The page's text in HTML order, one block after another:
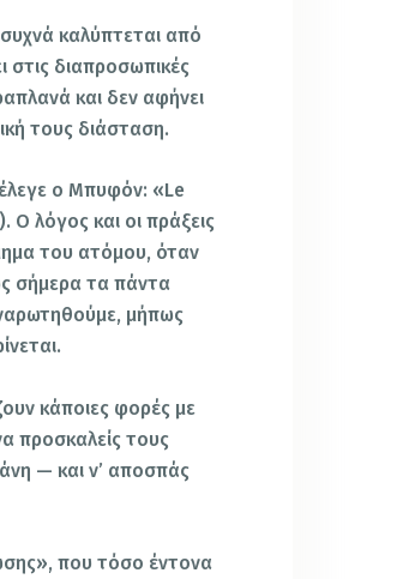
καλύπτεται από
στις διαπροσωπικές
και δεν αφήνει
τους διάσταση.
έλεγε ο Μπυφόν: «Le
λόγος και οι πράξεις
του ατόμου, όταν
σήμερα τα πάντα
μήπως
κάποιες φορές με
προσκαλείς τους
— και ν’ αποσπάς
που τόσο έντονα